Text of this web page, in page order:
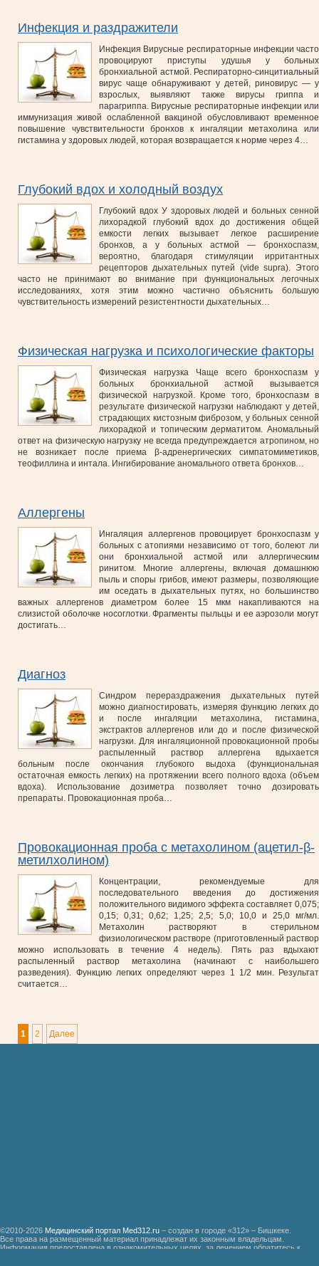
Инфекция и раздражители
Инфекция Вирусные респираторные инфекции часто
провоцируют приступы удушья у больных
бронхиальной астмой. Респираторно-синцитиальный
вирус чаще обнаруживают у детей, риновирус — у
взрослых, выявляют также вирусы гриппа и
парагриппа. Вирусные респираторные инфекции или
иммунизация живой ослабленной вакциной обусловливают временное
повышение чувствительности бронхов к ингаляции метахолина или
гистамина у здоровых людей, которая возвращается к норме через 4…
Глубокий вдох и холодный воздух
Глубокий вдох У здоровых людей и больных сенной
лихорадкой глубокий вдох до достижения общей
емкости легких вызывает легкое расширение
бронхов, а у больных астмой — бронхоспазм,
вероятно, благодаря стимуляции ирритантных
рецепторов дыхательных путей (vide supra). Этого
часто не принимают во внимание при функциональных легочных
исследованиях, хотя этим можно частично объяснить большую
чувствительность измерений резистентности дыхательных…
Физическая нагрузка и психологические факторы
Физическая нагрузка Чаще всего бронхоспазм у
больных бронхиальной астмой вызывается
физической нагрузкой. Кроме того, бронхоспазм в
результате физической нагрузки наблюдают у детей,
страдающих кистозным фиброзом, у больных сенной
лихорадкой и топическим дерматитом. Аномальный
ответ на физическую нагрузку не всегда предупреждается атропином, но
не возникает после приема β-адренергических симпатомиметиков,
теофиллина и интала. Ингибирование аномального ответа бронхов…
Аллергены
Ингаляция аллергенов провоцирует бронхоспазм у
больных с атопиями независимо от того, болеют ли
они бронхиальной астмой или аллергическим
ринитом. Многие аллергены, включая домашнюю
пыль и споры грибов, имеют размеры, позволяющие
им оседать в дыхательных путях, но большинство
важных аллергенов диаметром более 15 мкм накапливаются на
слизистой оболочке носоглотки. Фрагменты пыльцы и ее аэрозоли могут
достигать…
Диагноз
Синдром перераздражения дыхательных путей
можно диагностировать, измеряя функцию легких до
и после ингаляции метахолина, гистамина,
экстрактов аллергенов или до и после физической
нагрузки. Для ингаляционной провокационной пробы
распыленный раствор аллергена вдыхается
больным после окончания глубокого выдоха (функциональная
остаточная емкость легких) на протяжении всего полного вдоха (объем
вдоха). Использование дозиметра позволяет точно дозировать
препараты. Провокационная проба…
Провокационная проба с метахолином (ацетил-β-
метилхолином)
Концентрации, рекомендуемые для
последовательного введения до достижения
положительного видимого эффекта составляет 0,075;
0,15; 0,31; 0,62; 1,25; 2,5; 5,0; 10,0 и 25,0 мг/мл.
Метахолин растворяют в стерильном
физиологическом растворе (приготовленный раствор
можно использовать в течение 4 недель). Пять раз вдыхают
распыленный раствор метахолина (начинают с наибольшего
разведения). Функцию легких определяют через 1 1/2 мин. Результат
считается…
1 2 Далее
©2010-2026 Медицинский портал Med312.ru – создан в городе «312» – Бишкеке.
Все права на размещенный материал принадлежат их законным владельцам.
Информация предоставлена в ознакомительных целях, за лечением обратитесь к